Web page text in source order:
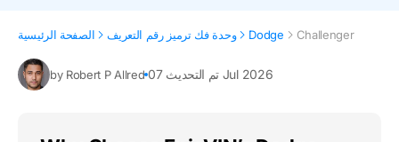
الصفحة الرئيسية وحدة فك ترميز رقم التعريف Dodge Challenger
by Robert P Allred تم التحديث 07 Jul 2026